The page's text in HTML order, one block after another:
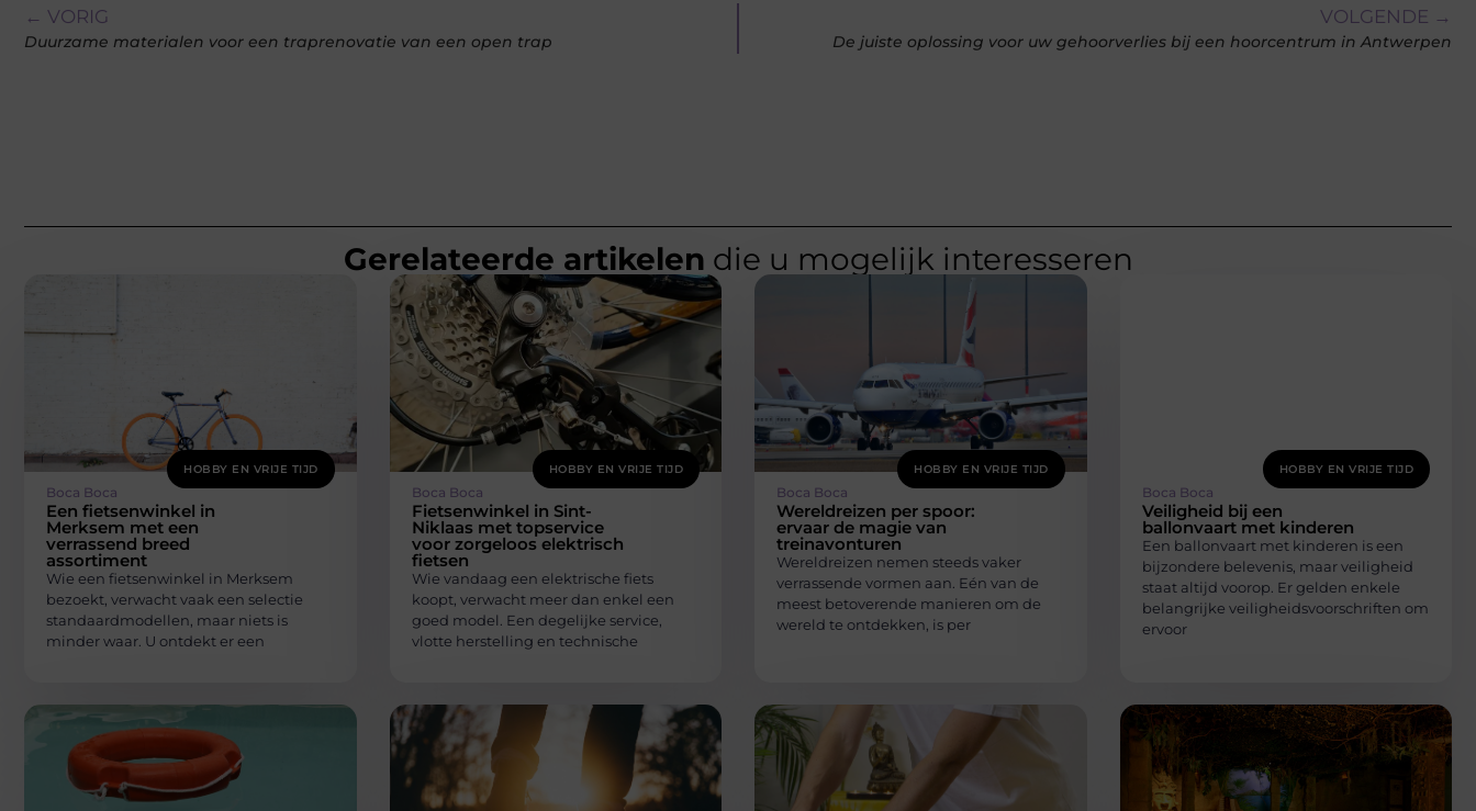
← VORIG
Duurzame materialen voor een traprenovatie van een open trap
VOLGENDE →
De juiste oplossing voor uw gehoorverlies bij een hoorcentrum in Antwerpen
Gerelateerde artikelen die u mogelijk interesseren
HOBBY EN VRIJE TIJD
Boca Boca
Een fietsenwinkel in
Merksem met een
verrassend breed
assortiment
Wie een fietsenwinkel in Merksem
bezoekt, verwacht vaak een selectie
standaardmodellen, maar niets is
minder waar. U ontdekt er een
HOBBY EN VRIJE TIJD
Boca Boca
Fietsenwinkel in Sint-
Niklaas met topservice
voor zorgeloos elektrisch
fietsen
Wie vandaag een elektrische fiets
koopt, verwacht meer dan enkel een
goed model. Een degelijke service,
vlotte herstelling en technische
HOBBY EN VRIJE TIJD
Boca Boca
Wereldreizen per spoor:
ervaar de magie van
treinavonturen
Wereldreizen nemen steeds vaker
verrassende vormen aan. Eén van de
meest betoverende manieren om de
wereld te ontdekken, is per
HOBBY EN VRIJE TIJD
Boca Boca
Veiligheid bij een
ballonvaart met kinderen
Een ballonvaart met kinderen is een
bijzondere belevenis, maar veiligheid
staat altijd voorop. Er gelden enkele
belangrijke veiligheidsvoorschriften om
ervoor